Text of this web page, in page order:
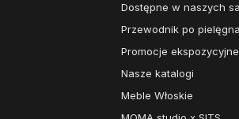
Dostępne w naszych
Przewodnik po
Promocje ekspozycyjne
Nasze katalogi
Meble Włoskie